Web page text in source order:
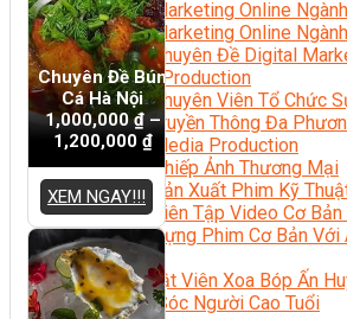
Marketing Online
Marketing Online
Chuyên Đề Digital
Media Production
Chuyên Viên Tổ Chức
Truyền Thông Đa
Media Production
Nhiếp Ảnh Thương Mại
Sản Xuất Phim Kỹ
Biên Tập Video Cơ
Dựng Phim Cơ Bản
Sức Khỏe
Kỹ Thuật Viên Xoa Bóp Ấn
Chăm Sóc Người Cao Tuổi
Chuyên Đề Bún
Cá Hà Nội
1,000,000₫–
1,200,000 ₫
XEM NGAY!!!